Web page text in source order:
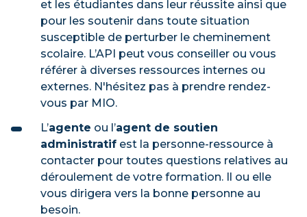
et les étudiantes dans leur réussite ainsi que
pour les soutenir dans toute situation
susceptible de perturber le cheminement
scolaire. L’API peut vous conseiller ou vous
référer à diverses ressources internes ou
externes. N'hésitez pas à prendre rendez-
vous par MIO.
L’agente ou l’agent de soutien
administratif est la personne-ressource à
contacter pour toutes questions relatives au
déroulement de votre formation. Il ou elle
vous dirigera vers la bonne personne au
besoin.